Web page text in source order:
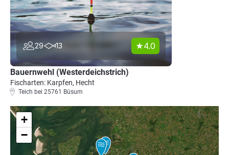
29 13 4.0
Bauernwehl (Westerdeichstrich)
Fischarten: Karpfen, Hecht
Teich bei 25761 Büsum
+
−